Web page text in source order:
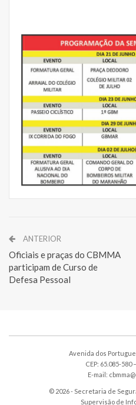
ANTERIOR
Oficiais e praças do CBMMA
participam de Curso de
Defesa Pessoal
Avenida dos
CEP: 65.085-580
E-mail:
© 2026 - Secretaria de
Supervisão de